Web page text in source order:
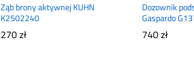
Ząb brony aktywnej KUHN
K2502240
270zł
Dozownik
Gaspardo
740zł